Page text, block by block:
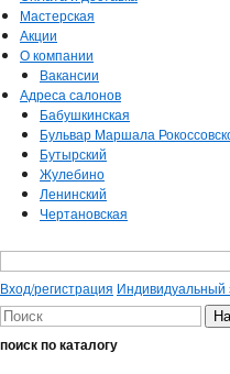
Мастерская
Акции
О компании
Вакансии
Адреса салонов
Бабушкинская
Бульвар Маршала
Бутырский
Жулебино
Ленинский
Чертановская
Вход/регистрация Индивидуальный
поиск по каталогу